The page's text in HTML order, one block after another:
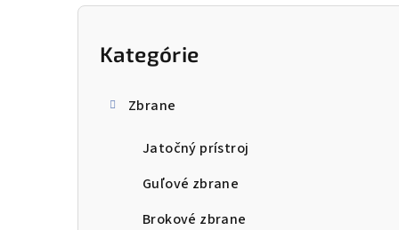
B
Preskočiť
kategórie
Kategórie
Zbrane
Jatočný prístroj
Guľové zbrane
Brokové zbrane